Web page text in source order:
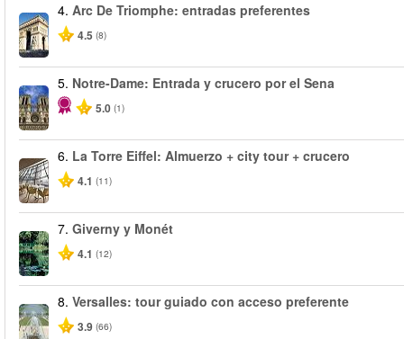
4. Arc De Triomphe: entradas preferentes
4.5 (8)
5. Notre-Dame: Entrada y crucero por el Sena
5.0 (1)
6. La Torre Eiffel: Almuerzo + city tour + crucero
4.1 (11)
7. Giverny y Monét
4.1 (12)
8. Versalles: tour guiado con acceso preferente
3.9 (66)